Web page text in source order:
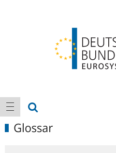
Hauptnavigation
Navigation anzeigen
Glossar